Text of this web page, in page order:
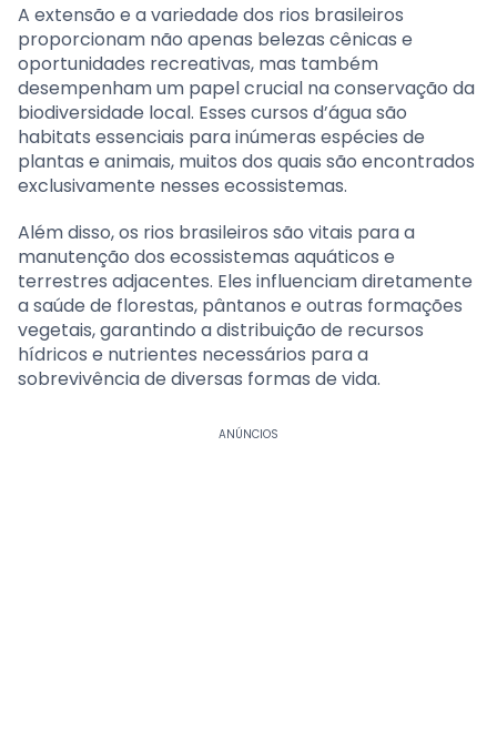
A extensão e a variedade dos rios brasileiros
proporcionam não apenas belezas cênicas e
oportunidades recreativas, mas também
desempenham um papel crucial na conservação da
biodiversidade local. Esses cursos d’água são
habitats essenciais para inúmeras espécies de
plantas e animais, muitos dos quais são encontrados
exclusivamente nesses ecossistemas.
Além disso, os rios brasileiros são vitais para a
manutenção dos ecossistemas aquáticos e
terrestres adjacentes. Eles influenciam diretamente
a saúde de florestas, pântanos e outras formações
vegetais, garantindo a distribuição de recursos
hídricos e nutrientes necessários para a
sobrevivência de diversas formas de vida.
ANÚNCIOS